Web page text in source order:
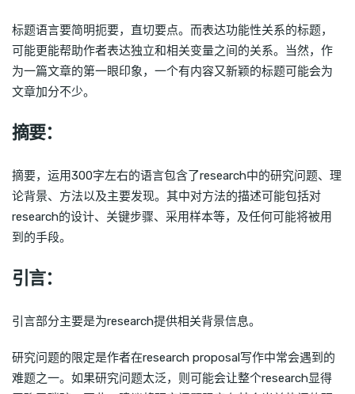
标题语言要简明扼要，直切要点。而表达功能性关系的标题，
可能更能帮助作者表达独立和相关变量之间的关系。当然，作
为一篇文章的第一眼印象，一个有内容又新颖的标题可能会为
文章加分不少。
摘要：
摘要，运用300字左右的语言包含了research中的研究问题、理
论背景、方法以及主要发现。其中对方法的描述可能包括对
research的设计、关键步骤、采用样本等，及任何可能将被用
到的手段。
引言：
引言部分主要是为research提供相关背景信息。
研究问题的限定是作者在research proposal写作中常会遇到的
难题之一。如果研究问题太泛，则可能会让整个research显得